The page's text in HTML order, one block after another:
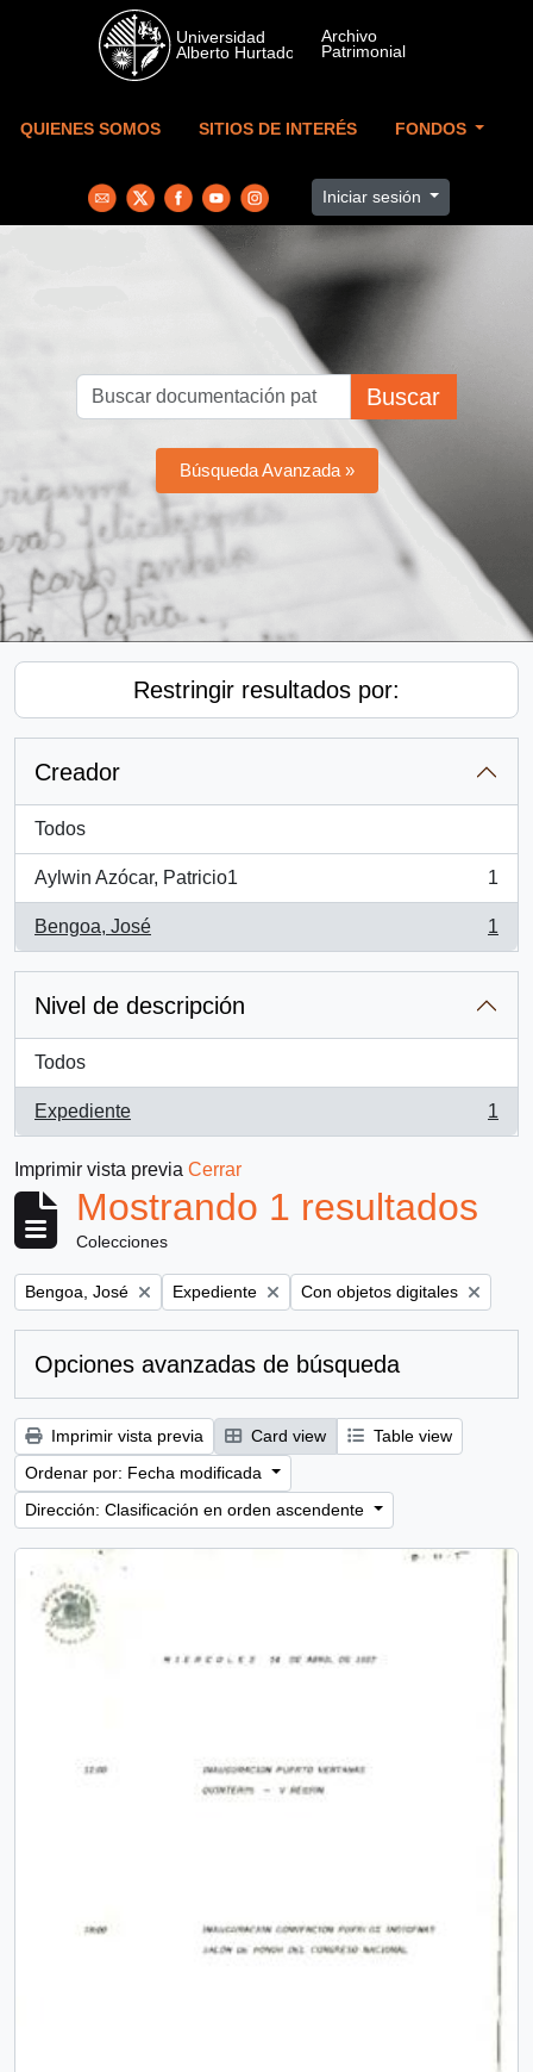
Skip to main content
QUIENES SOMOS SITIOS DE INTERÉS FONDOS
Iniciar sesión
Buscar
Búsqueda Avanzada »
Restringir resultados por:
Creador
Todos
Aylwin Azócar, Patricio1
, 1 resultados
1
Bengoa, José
, 1 resultados
1
Nivel de descripción
Todos
Expediente
, 1 resultados
1
Imprimir vista previa Cerrar
Mostrando 1 resultados
Colecciones
Remove filter:
Bengoa, José Remove filter:
Expediente Remove filter:
Con objetos digitales
Opciones avanzadas de búsqueda
Imprimir vista previa Card view
Table view
Ordenar por: Fecha modificada
Dirección: Clasificación en orden ascendente